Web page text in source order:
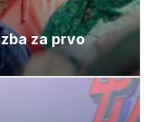
za prvo